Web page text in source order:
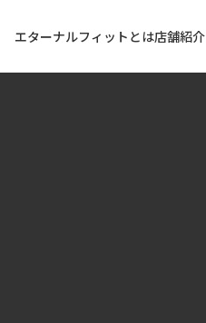
エターナルフィットとは店舗紹介